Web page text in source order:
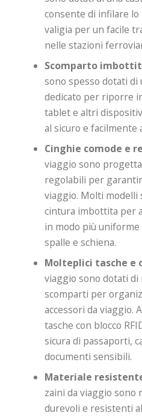
consente di infilare lo
valigia per un facile
nelle stazioni
Scomparto
sono spesso dotati
dedicato per riporre
tablet e altri
al sicuro e facilmente
Cinghie comode e
viaggio sono
regolabili per
viaggio. Molti
cintura imbottita per
in modo più
spalle e schiena.
Molteplici tasche e
viaggio sono dotati di
scomparti per
accessori da viaggio.
tasche con blocco
sicura di passaporti,
documenti sensibili.
Materiale
zaini da viaggio sono
durevoli e resistenti